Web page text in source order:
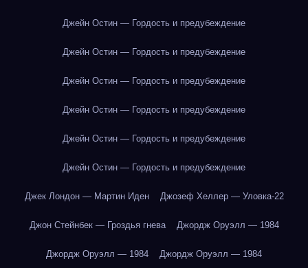
Джейн Остин — Гордость и предубеждение
Джейн Остин — Гордость и предубеждение
Джейн Остин — Гордость и предубеждение
Джейн Остин — Гордость и предубеждение
Джейн Остин — Гордость и предубеждение
Джейн Остин — Гордость и предубеждение
Джек Лондон — Мартин Иден Джозеф Хеллер — Уловка-22
Джон Стейнбек — Гроздья гнева Джордж Оруэлл — 1984
Джордж Оруэлл — 1984 Джордж Оруэлл — 1984